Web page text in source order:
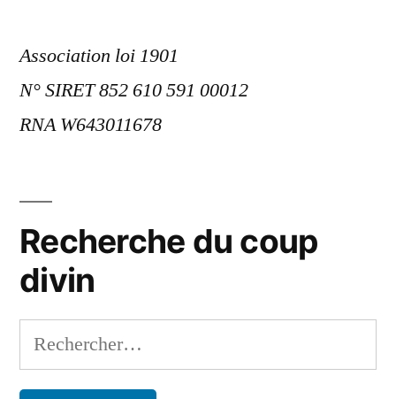
Association loi 1901
N° SIRET 852 610 591 00012
RNA W643011678
Recherche du coup
divin
Rechercher :